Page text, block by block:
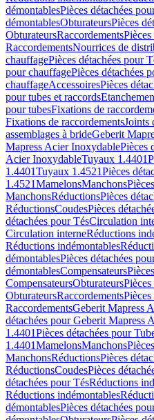
démontablesPièces détachées
démontablesObturateursPièces
ObturateursRaccordements
RaccordementsNourrices de
chauffagePièces détachées pour
pour chauffagePièces détachées
chauffageAccessoiresPièces
pour tubes et raccords
pour tubesFixations de
Fixations de raccordementsJoints
assemblages à brideGeberit
Mapress Acier InoxydablePièces
Acier InoxydableTuyaux 1.4401
1.4401Tuyaux 1.4521Pièces
1.4521MamelonsManchons
ManchonsRéductionsPièces
RéductionsCoudesPièces
détachées pour TésCirculation
Circulation interneRéductions
Réductions indémontables
démontablesPièces détachées
démontablesCompensateurs
CompensateursObturateurs
ObturateursRaccordements
RaccordementsGeberit Mapress
détachées pour Geberit Mapress
1.4401Pièces détachées pour
1.4401MamelonsManchons
ManchonsRéductionsPièces
RéductionsCoudesPièces
détachées pour TésRéductions
Réductions indémontables
démontablesPièces détachées